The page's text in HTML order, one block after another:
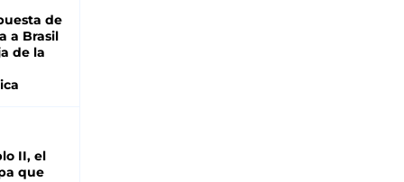
de
a Brasil
de la
II, el
que